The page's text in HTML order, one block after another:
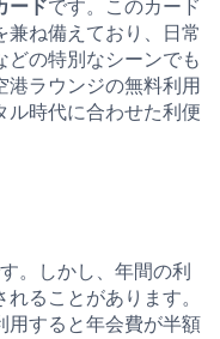
ードです。このカード
兼ね備えており、日常
の特別なシーンでも
ラウンジの無料利用
ル時代に合わせた利便
。しかし、年間の利
ることがあります。
用すると年会費が半額